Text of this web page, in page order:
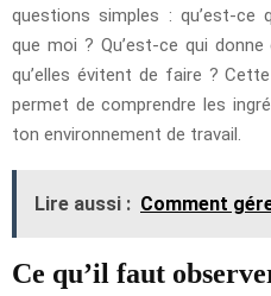
questions simples : qu’est-
que moi ? Qu’est-ce qui
qu’elles évitent de faire ?
permet de comprendre les
ton environnement de travail.
Lire aussi : Comment
Ce qu’il faut